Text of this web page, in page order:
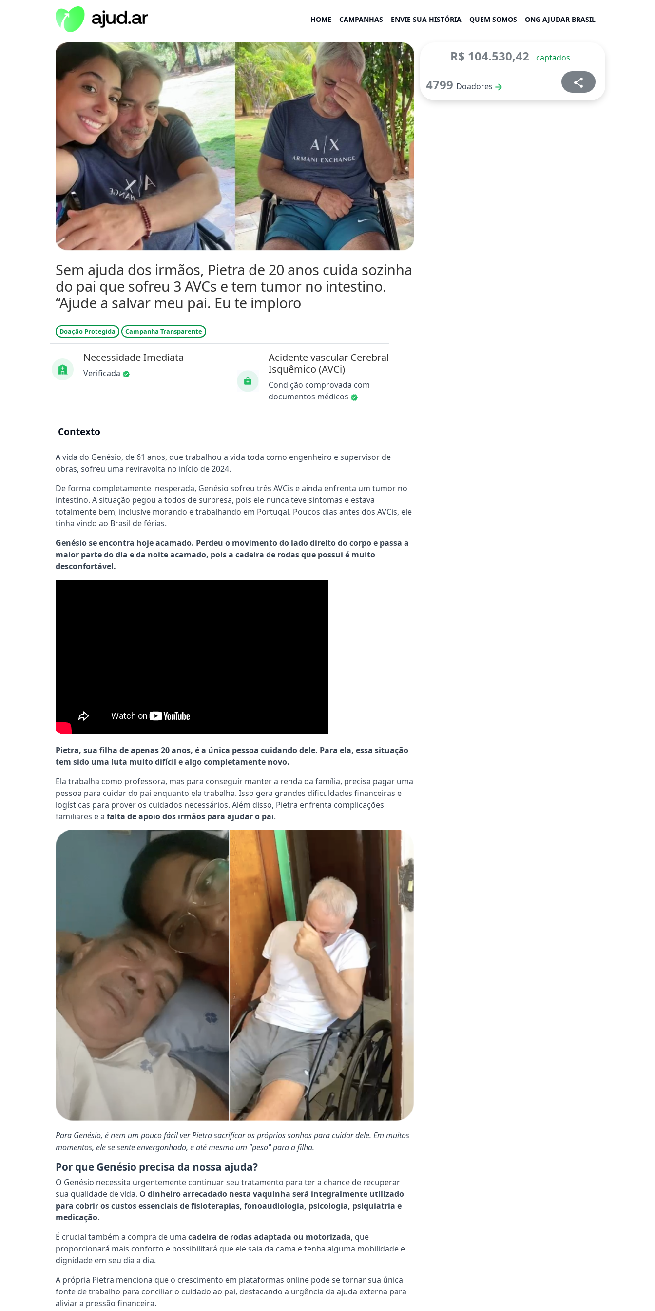
HOME CAMPANHAS ENVIE SUA HISTÓRIA QUEM SOMOS ONG AJUDAR BRASIL
Sem ajuda dos irmãos, Pietra de 20 anos cuida sozinha
do pai que sofreu 3 AVCs e tem tumor no intestino.
“Ajude a salvar meu pai. Eu te imploro
Doação Protegida Campanha Transparente
Necessidade Imediata
Verificada
Acidente vascular Cerebral
Isquêmico (AVCi)
Condição comprovada com
documentos médicos
Contexto
A vida do Genésio, de 61 anos, que trabalhou a vida toda como engenheiro e supervisor de
obras, sofreu uma reviravolta no início de 2024.
De forma completamente inesperada, Genésio sofreu três AVCis e ainda enfrenta um tumor no
intestino. A situação pegou a todos de surpresa, pois ele nunca teve sintomas e estava
totalmente bem, inclusive morando e trabalhando em Portugal. Poucos dias antes dos AVCis, ele
tinha vindo ao Brasil de férias.
Genésio se encontra hoje acamado. Perdeu o movimento do lado direito do corpo e passa a
maior parte do dia e da noite acamado, pois a cadeira de rodas que possui é muito
desconfortável.
Pietra, sua filha de apenas 20 anos, é a única pessoa cuidando dele. Para ela, essa situação
tem sido uma luta muito difícil e algo completamente novo.
Ela trabalha como professora, mas para conseguir manter a renda da família, precisa pagar uma
pessoa para cuidar do pai enquanto ela trabalha. Isso gera grandes dificuldades financeiras e
logísticas para prover os cuidados necessários. Além disso, Pietra enfrenta complicações
familiares e a falta de apoio dos irmãos para ajudar o pai.
Para Genésio, é nem um pouco fácil ver Pietra sacrificar os próprios sonhos para cuidar dele. Em muitos
momentos, ele se sente envergonhado, e até mesmo um "peso" para a filha.
Por que Genésio precisa da nossa ajuda?
O Genésio necessita urgentemente continuar seu tratamento para ter a chance de recuperar
sua qualidade de vida. O dinheiro arrecadado nesta vaquinha será integralmente utilizado
para cobrir os custos essenciais de fisioterapias, fonoaudiologia, psicologia, psiquiatria e
medicação.
É crucial também a compra de uma cadeira de rodas adaptada ou motorizada, que
proporcionará mais conforto e possibilitará que ele saia da cama e tenha alguma mobilidade e
dignidade em seu dia a dia.
A própria Pietra menciona que o crescimento em plataformas online pode se tornar sua única
fonte de trabalho para conciliar o cuidado ao pai, destacando a urgência da ajuda externa para
aliviar a pressão financeira.
R$ 104.530,42 captados
4799 Doadores